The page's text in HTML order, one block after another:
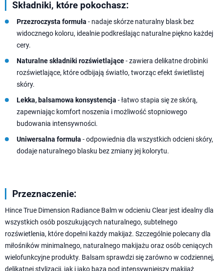
Składniki, które pokochasz:
Przezroczysta formuła - nadaje skórze naturalny blask bez
widocznego koloru, idealnie podkreślając naturalne piękno każdej
cery.
Naturalne składniki rozświetlające- zawiera delikatne drobinki
rozświetlające, które odbijają światło, tworząc efekt świetlistej
skóry.
Lekka, balsamowa konsystencja - łatwo stapia się ze skórą,
zapewniając komfort noszenia i możliwość stopniowego
budowania intensywności.
Uniwersalna formuła - odpowiednia dla wszystkich odcieni skóry,
dodaje naturalnego blasku bez zmiany jej kolorytu.
Przeznaczenie:
Hince True Dimension Radiance Balm w odcieniu Clear jest idealny dla
wszystkich osób poszukujących naturalnego, subtelnego
rozświetlenia, które dopełni każdy makijaż. Szczególnie polecany dla
miłośników minimalnego, naturalnego makijażu oraz osób ceniących
wielofunkcyjne produkty. Balsam sprawdzi się zarówno w codziennej,
delikatnej stylizacji, jak i jako baza pod intensywniejszy makijaż